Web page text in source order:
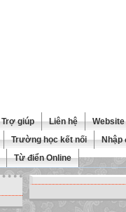
Trợ giúp Liên hệ
Trường học kết nối
Nhập
Từ điển Online